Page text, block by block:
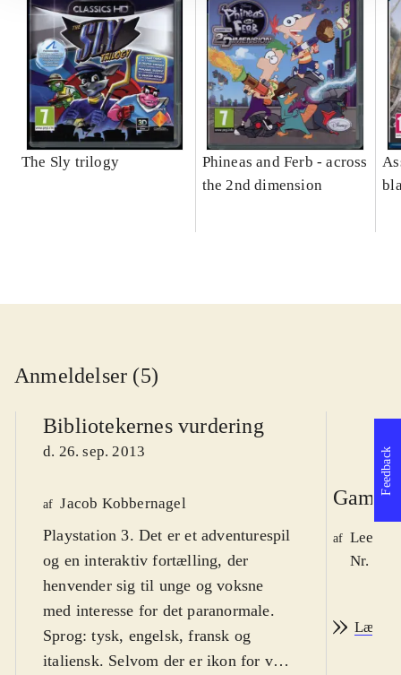
The Sly trilogy
Phineas and Ferb - across
the 2nd dimension
Anmeldelser (5)
Bibliotekernes vurdering
d. 26. sep. 2013
af Jacob Kobbernagel
Playstation 3. Det er et adventurespil
og en interaktiv fortælling, der
henvender sig til unge og voksne
med interesse for det paranormale.
Sprog: tysk, engelsk, fransk og
italiensk. Selvom der er ikon for vold
Game
af Lee
Nr.
Læs
Feedback